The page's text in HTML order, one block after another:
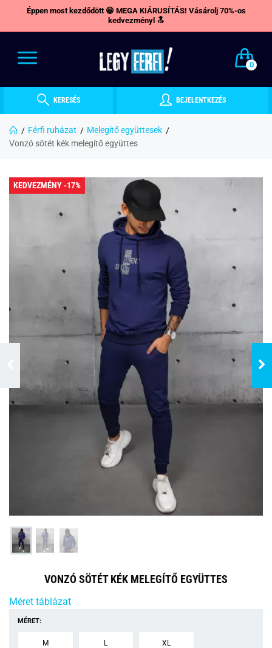
Éppen most kezdődött 😁 MEGA KIÁRUSÍTÁS! Vásárolj 70%-os
kedvezményl 🔝
0
KERESÉS BEJELENTKEZÉS
Férfi ruházat
Melegítő együttesek
Vonzó sötét kék melegítő együttes
KEDVEZMÉNY -17%
VONZÓ SÖTÉT KÉK MELEGÍTŐ EGYÜTTES
Méret táblázat
MÉRET:
M L XL